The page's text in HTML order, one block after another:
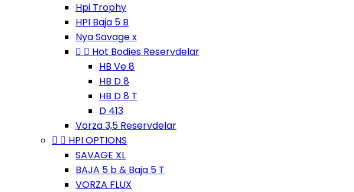
Hpi Trophy
HPI Baja 5 B
Nya Savage x
  Hot Bodies Reservdelar
HB Ve 8
HB D 8
HB D 8 T
D 413
Vorza 3,5 Reservdelar
  HPI OPTIONS
SAVAGE XL
BAJA 5 b & Baja 5 T
VORZA FLUX